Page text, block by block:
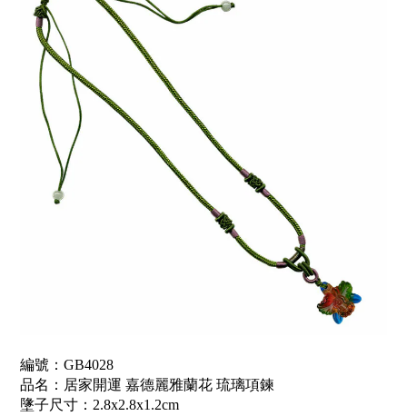
編號：GB4028
品名：居家開運 嘉德麗雅蘭花 琉璃項鍊
墬子尺寸：2.8x2.8x1.2cm